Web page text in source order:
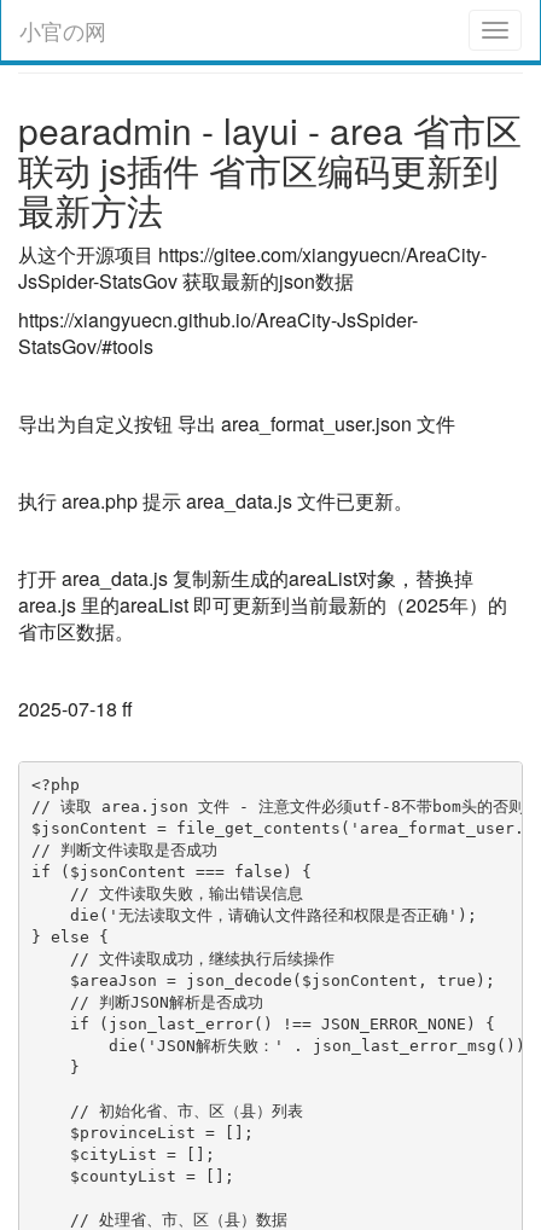
小官の网
pearadmin - layui - area 省市区
联动 js插件 省市区编码更新到
最新方法
从这个开源项目 https://gitee.com/xiangyuecn/AreaCity-
JsSpider-StatsGov 获取最新的json数据
https://xiangyuecn.github.io/AreaCity-JsSpider-
StatsGov/#tools
导出为自定义按钮 导出 area_format_user.json 文件
执行 area.php 提示 area_data.js 文件已更新。
打开 area_data.js 复制新生成的areaList对象，替换掉
area.js 里的areaList 即可更新到当前最新的（2025年）的
省市区数据。
2025-07-18 ff
<?php
// 读取 area.json 文件 - 注意文件必须utf-8不带bom头的否则报
$jsonContent =
// 判断文件读取是否成功
if ($jsonContent === false) {
// 文件读取失败，输出错误信息
die('无法读取文件，请确认文件路径和权限是否正确');
} else {
// 文件读取成功，继续执行后续操作
$areaJson = json_decode($jsonContent, true);
// 判断JSON解析是否成功
if (json_last_error() !== JSON_ERROR_NONE) {
die('JSON解析失败：' . json_last_error_msg());
}
// 初始化省、市、区（县）列表
$provinceList = [];
$cityList = [];
$countyList = [];
// 处理省、市、区（县）数据